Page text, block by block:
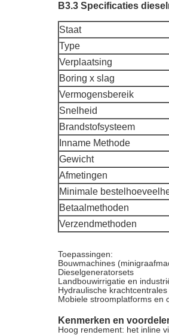
B3.3 Specificaties
Staat
Type
Verplaatsing
Boring x slag
Vermogensbereik
Snelheid
Brandstofsysteem
Inname Methode
Gewicht
Afmetingen
Minimale
Betaalmethoden
Verzendmethoden
Toepassingen:
Bouwmachines
Dieselgeneratorsets
Landbouwirrigatie en
Hydraulische
Mobiele stroomplatforms en
Kenmerken en
Hoog rendement: het inline